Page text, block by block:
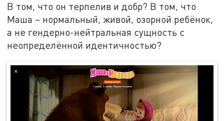
В том, что он терпелив и добр? В том, что
Маша – нормальный, живой, озорной ребёнок,
а не гендерно-нейтральная сущность с
неопределённой идентичностью?